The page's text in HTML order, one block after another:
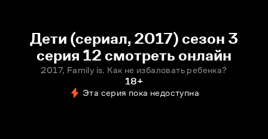
Дети (сериал, 2017) сезон 3
серия 12 смотреть онлайн
2017, Family is. Как не избаловать ребенка?
18+
Эта серия пока недоступна